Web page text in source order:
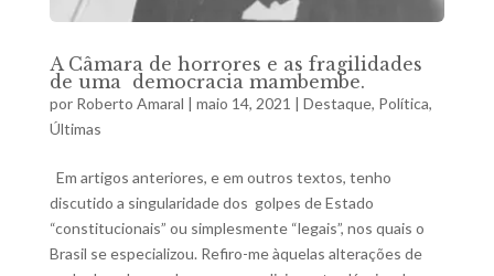
A Câmara de horrores e as fragilidades
de uma democracia mambembe.
por Roberto Amaral | maio 14, 2021 | Destaque, Política,
Últimas
Em artigos anteriores, e em outros textos, tenho
discutido a singularidade dos golpes de Estado
“constitucionais” ou simplesmente “legais”, nos quais o
Brasil se especializou. Refiro-me àquelas alterações de